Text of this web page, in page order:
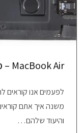
מחשבי אפל משומשים
חלקים למק | Apple
שירות תיקונים למכשירי
מדריכים
יצירת קשר
MacBook Air – מגעים להפעלת המחשב
לפעמים אנו קוראים
והיעוד שלהם…